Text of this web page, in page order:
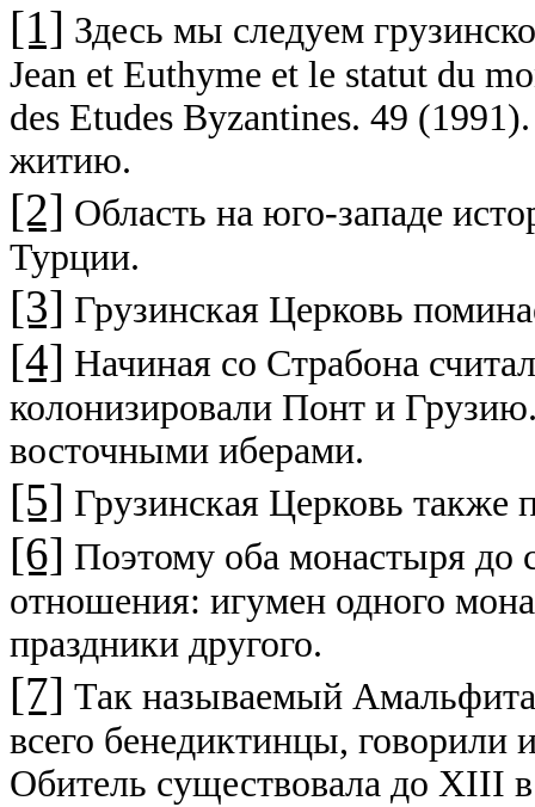
[1] Здесь мы следуем
Jean et Euthyme et le statut du
des Etudes Byzantines. 49
житию.
[2] Область на юго-западе
Турции.
[3] Грузинская Церковь
[4] Начиная со Страбона
колонизировали Понт и
восточными иберами.
[5] Грузинская Церковь также
[6] Поэтому оба монастыря до
отношения: игумен одного
праздники другого.
[7] Так называемый
всего бенедиктинцы, говорили
Обитель существовала до XIII